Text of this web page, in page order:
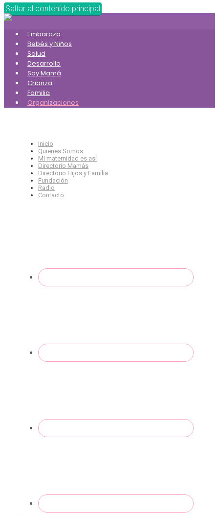
Saltar al contenido principal
Embarazo
Bebés y Niños
Salud
Desarrollo
Soy Mamá
Crianza
Familia
Organizaciones
Inicio
Quienes Somos
Mi maternidad es así
Directorio Mamás
Directorio Hijos y Familia
Fundación
Radio
Contacto